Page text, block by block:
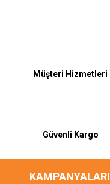
Müşteri Hizmetleri
Güvenli Kargo